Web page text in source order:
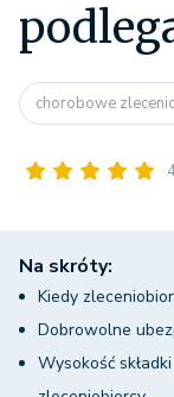
chorobowe
Na skróty:
Kiedy
Dobrowolne
Wysokość